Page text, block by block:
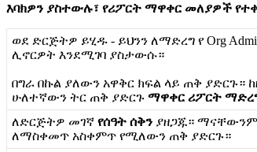
እባክዎን ያስተውሉ፣ የሪፖርት ማዋቀር መለያዎች የተ
ወደ ድርጅትዎ ይሂዱ - ይህንን ለማድረግ የ Org
ሊኖርዎት እንደሚገባ ያስታውሱ።
በግራ በኩል ያለውን አዋቅር ክፍል ላይ ጠቅ ያድርጉ። ከ
ሁለተኛውን ትር ጠቅ ያድርጉ ማዋቀር ሪፖርት ማድረ
ለድርጅትዎ መገኛ የሰዓት ሰቅን ያዘጋጁ። ማናቸውንም
ለማስቀመጥ አስቀምጥ የሚለውን ጠቅ ያድርጉ።